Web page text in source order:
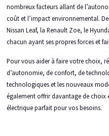
nombreux facteurs allant de
coût et l’impact environnemental.
Nissan Leaf, la Renault Zoe, le
chacun ayant ses propres forces et
Pour vous aider à faire votre choix,
d’autonomie, de confort, de
technologiques et les nouveaux
également offrir davantage de choix
électrique parfait pour vos besoins.